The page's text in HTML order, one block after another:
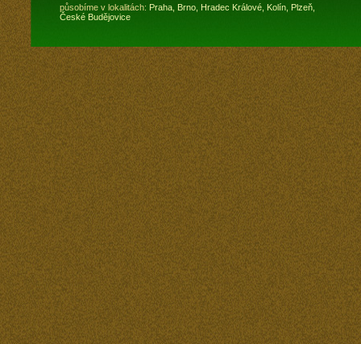
působíme v lokalitách: Praha, Brno, Hradec Králové, Kolín, Plzeň,
České Budějovice